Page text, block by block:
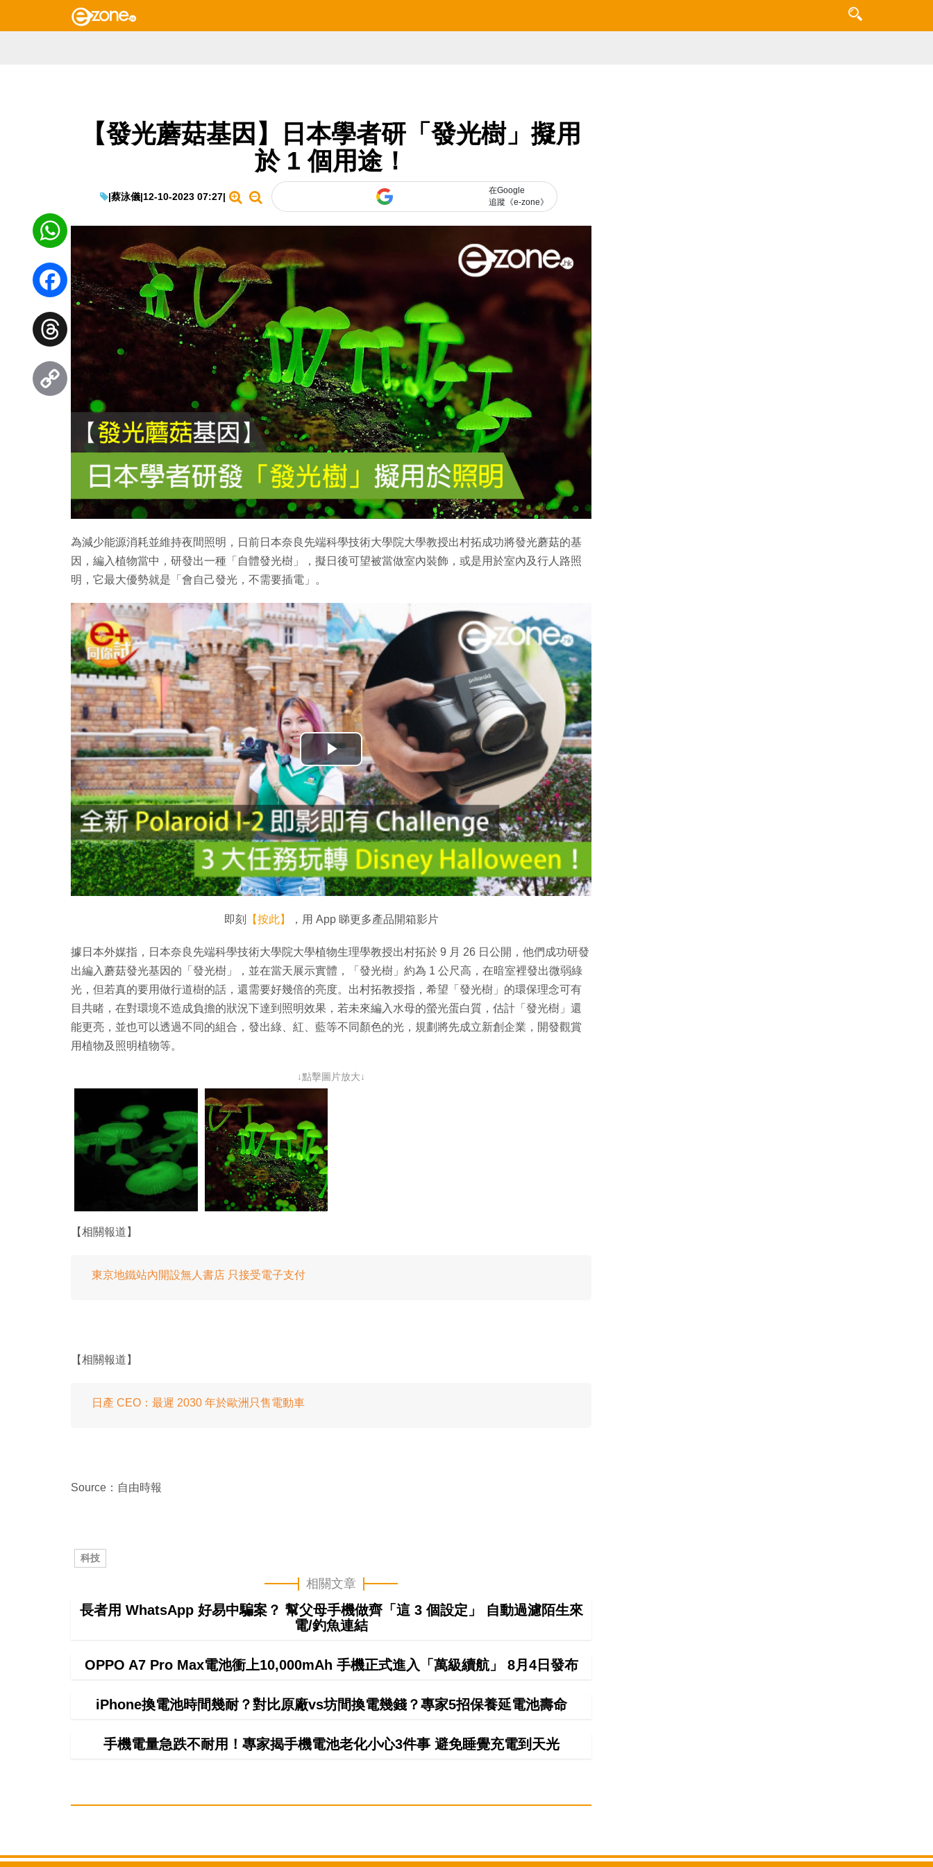
【發光蘑菇基因】日本學者研「發光樹」擬用
於 1 個用途！
|蔡泳儀|12-10-2023 07:27|
在Google
追蹤《e-zone》
為減少能源消耗並維持夜間照明，日前日本奈良先端科學技術大學院大學教授出村拓成功將發光蘑菇的基
因，編入植物當中，研發出一種「自體發光樹」，擬日後可望被當做室內裝飾，或是用於室內及行人路照
明，它最大優勢就是「會自己發光，不需要插電」。
播
放
影
片
即刻 【按此】 ，用 App 睇更多產品開箱影片
據日本外媒指，日本奈良先端科學技術大學院大學植物生理學教授出村拓於 9 月 26 日公開，他們成功研發
出編入蘑菇發光基因的「發光樹」，並在當天展示實體，「發光樹」約為 1 公尺高，在暗室裡發出微弱綠
光，但若真的要用做行道樹的話，還需要好幾倍的亮度。出村拓教授指，希望「發光樹」的環保理念可有
目共睹，在對環境不造成負擔的狀況下達到照明效果，若未來編入水母的螢光蛋白質，估計「發光樹」還
能更亮，並也可以透過不同的組合，發出綠、紅、藍等不同顏色的光，規劃將先成立新創企業，開發觀賞
用植物及照明植物等。
↓點擊圖片放大↓
【相關報道】
東京地鐵站內開設無人書店 只接受電子支付
【相關報道】
日產 CEO：最遲 2030 年於歐洲只售電動車
Source：自由時報
科技
相關文章
長者用 WhatsApp 好易中騙案？ 幫父母手機做齊「這 3 個設定」 自動過濾陌生來
電/釣魚連結
OPPO A7 Pro Max電池衝上10,000mAh 手機正式進入「萬級續航」 8月4日發布
iPhone換電池時間幾耐？對比原廠vs坊間換電幾錢？專家5招保養延電池壽命
手機電量急跌不耐用！專家揭手機電池老化小心3件事 避免睡覺充電到天光
WhatsApp
Facebook
Threads